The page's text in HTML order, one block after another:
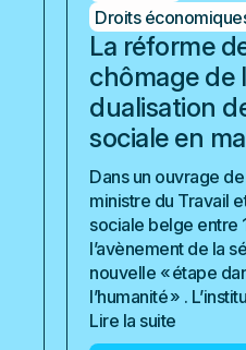
Droits
La réforme
chômage de
dualisation
sociale en
Dans un ouvrage
ministre du Travail
sociale belge entre
l’avènement de la
nouvelle « étape
l’humanité » .
Lire la suite